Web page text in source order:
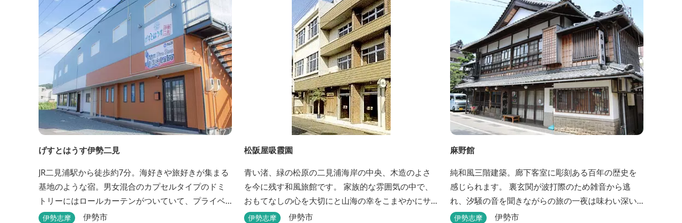
げすとはうす伊勢二見
JR二見浦駅から徒歩約7分。海好きや旅好きが集まる
基地のような宿。男女混合のカプセルタイプのドミ
トリーにはロールカーテンがついていて、プライベ
ートも守れます。
伊勢志摩 伊勢市
松阪屋吸霞園
青い渚、緑の松原の二見浦海岸の中央、木造のよさ
を今に残す和風旅館です。 家族的な雰囲気の中で、
おもてなしの心を大切にと山海の幸をこまやかにサ
ービスさせていただきます。
伊勢志摩 伊勢市
麻野館
純和風三階建築。廊下客室に彫刻ある百年の歴史を
感じられます。 裏玄関が波打際のため雑音から逃
れ、汐騒の音を聞きながらの旅の一夜は味わい深い
ものがあります。 ※別館「いろは館」には、エイリ
伊勢志摩 伊勢市